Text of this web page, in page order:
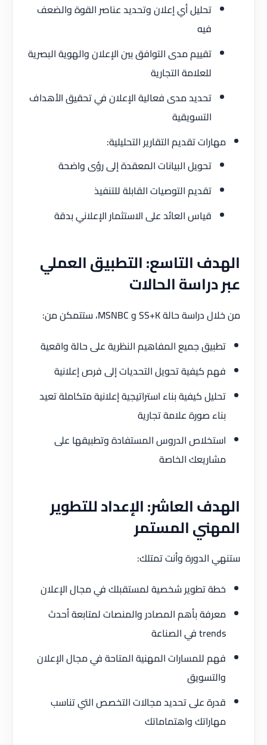
تحليل أي إعلان وتحديد عناصر القوة والضعف
فيه
تقييم مدى التوافق بين الإعلان والهوية البصرية
للعلامة التجارية
تحديد مدى فعالية الإعلان في تحقيق الأهداف
التسويقية
مهارات تقديم التقارير التحليلية:
تحويل البيانات المعقدة إلى رؤى واضحة
تقديم التوصيات القابلة للتنفيذ
قياس العائد على الاستثمار الإعلاني بدقة
الهدف التاسع: التطبيق العملي
عبر دراسة الحالات
من خلال دراسة حالة SS+K و MSNBC، ستتمكن من:
تطبيق جميع المفاهيم النظرية على حالة واقعية
فهم كيفية تحويل التحديات إلى فرص إعلانية
تحليل كيفية بناء استراتيجية إعلانية متكاملة تعيد
بناء صورة علامة تجارية
استخلاص الدروس المستفادة وتطبيقها على
مشاريعك الخاصة
الهدف العاشر: الإعداد للتطوير
المهني المستمر
ستنهي الدورة وأنت تمتلك:
خطة تطوير شخصية لمستقبلك في مجال الإعلان
معرفة بأهم المصادر والمنصات لمتابعة أحدث
trends في الصناعة
فهم للمسارات المهنية المتاحة في مجال الإعلان
والتسويق
قدرة على تحديد مجالات التخصص التي تناسب
مهاراتك واهتماماتك